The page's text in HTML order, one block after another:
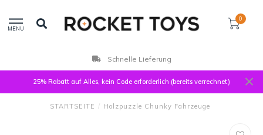
MENU
0
Schnelle Lieferung
25% Rabatt auf Alles, kein Code erforderlich (bereits verrechnet)
STARTSEITE / Holzpuzzle Chunky Fahrzeuge